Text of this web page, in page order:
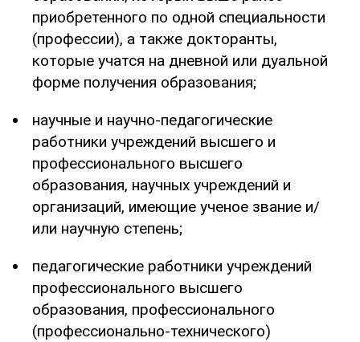
приобретенного по одной специальности
(профессии), а также докторанты,
которые учатся на дневной или дуальной
форме получения образования;
научные и научно-педагогические
работники учреждений высшего и
профессионального высшего
образования, научных учреждений и
организаций, имеющие ученое звание и/
или научную степень;
педагогические работники учреждений
профессионального высшего
образования, профессионального
(профессионально-технического)